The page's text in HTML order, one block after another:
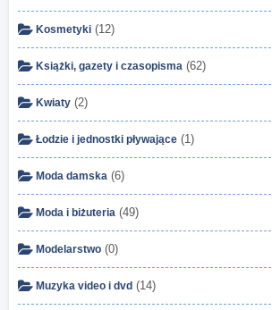
Kosmetyki (12)
Książki, gazety i czasopisma (62)
Kwiaty (2)
Łodzie i jednostki pływające (1)
Moda damska (6)
Moda i biżuteria (49)
Modelarstwo (0)
Muzyka video i dvd (14)